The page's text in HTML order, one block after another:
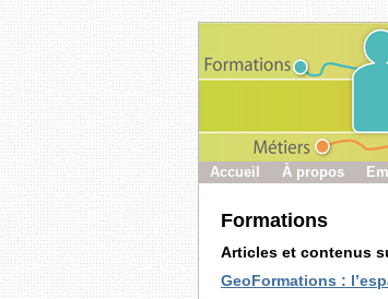
Accueil À propos
Formations
Articles et contenus
GeoFormations :